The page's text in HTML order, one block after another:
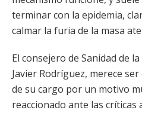
terminar con la epidemia,
calmar la furia de la masa
El consejero de Sanidad de
Javier Rodríguez, merece
de su cargo por un motivo
reaccionado ante las